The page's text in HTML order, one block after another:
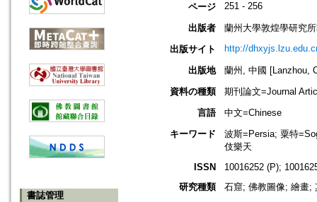
書誌管理
ページ 251 - 256
出版者
蘭州大學敦煌學研究
出版サイト
http://
出版地
蘭州, 中國 [Lanzhou,
資料の種類
期刊論文=Journal
言語
中文=Chinese
キーワード
波斯=Persia; 粟特
伎樂天
ISSN
10016252 (P);
研究種類
石窟; 佛教圖像; 繪畫;